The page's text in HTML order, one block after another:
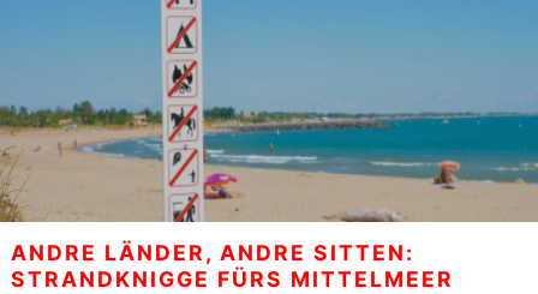
ANDRE LÄNDER, ANDRE SITTEN:
STRANDKNIGGE FÜRS MITTELMEER